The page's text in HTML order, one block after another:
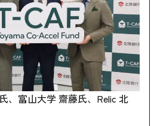
、富山大学 齋藤氏、Relic 北